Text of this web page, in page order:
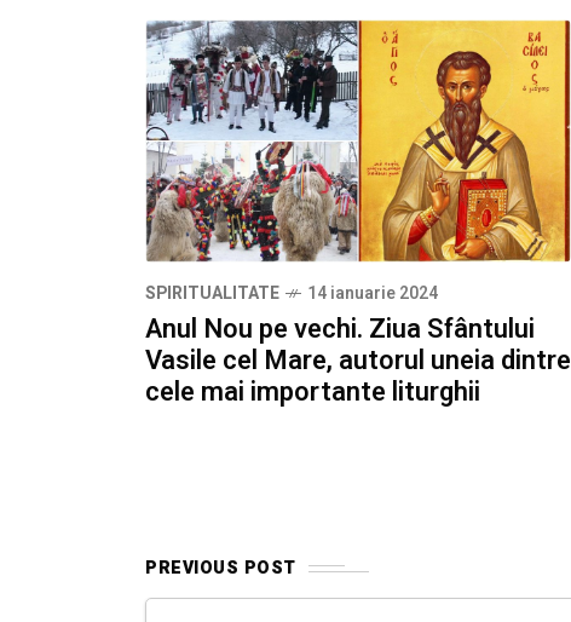
SPIRITUALITATE 14 ianuarie 2024
Anul Nou pe vechi. Ziua Sfântului
Vasile cel Mare, autorul uneia dintre
cele mai importante liturghii
PREVIOUS POST